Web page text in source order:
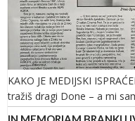
KAKO JE MEDIJSKI
tražiš dragi Done – a mi